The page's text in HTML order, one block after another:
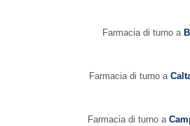
Farmacia di turno a
Farmacia di turno a
Farmacia di turno a